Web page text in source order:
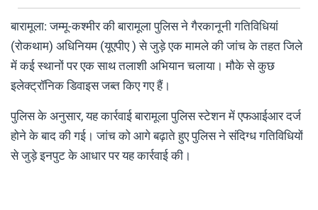
बारामूला: जम्मू-कश्मीर की बारामूला पुलिस ने गैरकानूनी गतिविधियां
(रोकथाम) अधिनियम (यूएपीए ) से जुड़े एक मामले की जांच के तहत जिले
में कई स्थानों पर एक साथ तलाशी अभियान चलाया। मौके से कुछ
इलेक्ट्रॉनिक डिवाइस जब्त किए गए हैं।
पुलिस के अनुसार, यह कार्रवाई बारामूला पुलिस स्टेशन में एफआईआर दर्ज
होने के बाद की गई। जांच को आगे बढ़ाते हुए पुलिस ने संदिग्ध गतिविधियों
से जुड़े इनपुट के आधार पर यह कार्रवाई की।